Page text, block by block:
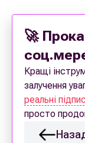
🚀
Кращі
залучення
реальні
просто